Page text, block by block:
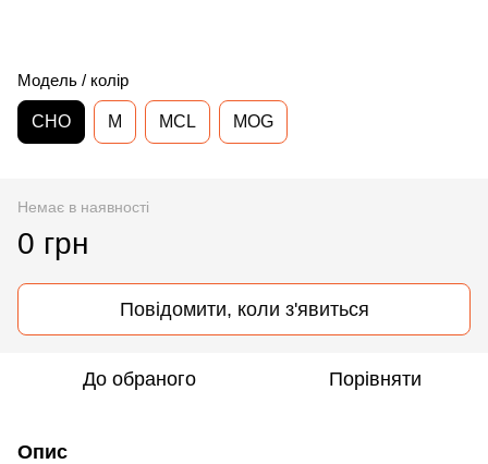
Модель / колір
CHO M MCL MOG
Немає в наявності
0 грн
Повідомити, коли з'явиться
До обраного Порівняти
Опис